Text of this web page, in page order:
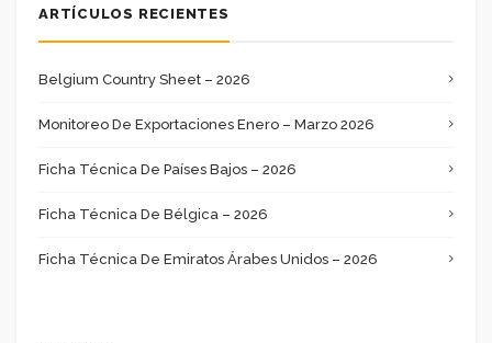
ARTÍCULOS RECIENTES
Belgium Country Sheet – 2026
Monitoreo De Exportaciones Enero – Marzo 2026
Ficha Técnica De Países Bajos – 2026
Ficha Técnica De Bélgica – 2026
Ficha Técnica De Emiratos Árabes Unidos – 2026